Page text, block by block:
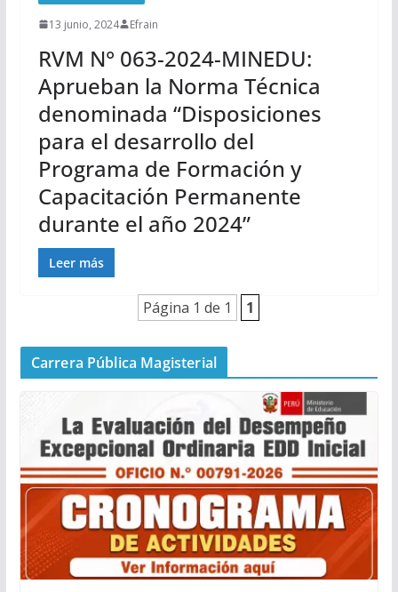
13 junio, 2024 Efrain
RVM N° 063-2024-MINEDU:
Aprueban la Norma Técnica
denominada “Disposiciones
para el desarrollo del
Programa de Formación y
Capacitación Permanente
durante el año 2024”
Leer más
Página 1 de 1 1
Carrera Pública Magisterial